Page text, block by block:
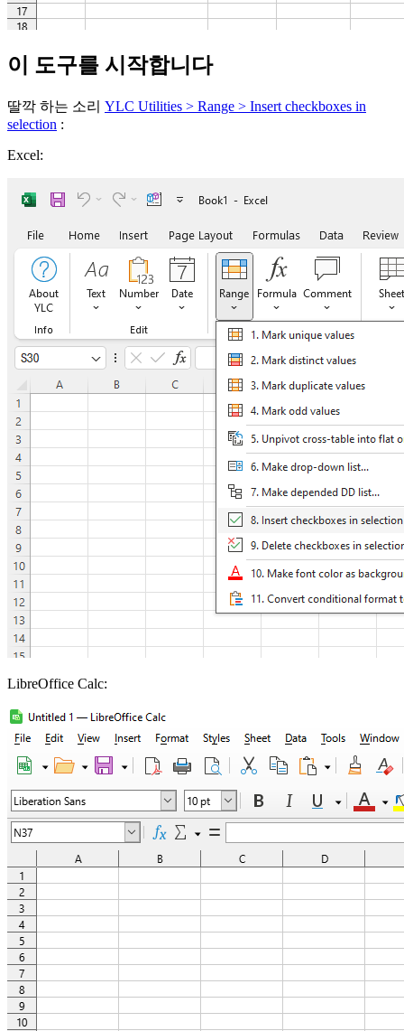
이 도구를 시작합니다
딸깍 하는 소리 YLC Utilities > Range > Insert checkboxes in
selection :
Excel:
LibreOffice Calc: